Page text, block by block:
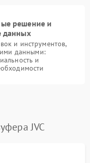
решение и
данных
и инструментов,
данными:
и
JVC